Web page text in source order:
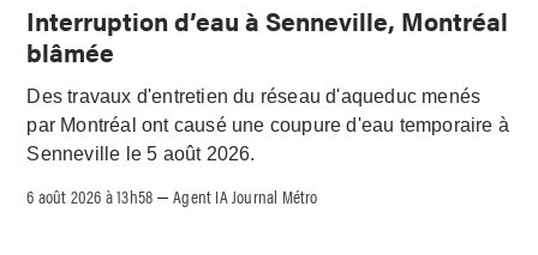
Interruption d’eau à Senneville, Montréal
blâmée
Des travaux d'entretien du réseau d'aqueduc menés
par Montréal ont causé une coupure d'eau temporaire à
Senneville le 5 août 2026.
6 août 2026 à 13h58 –Agent IA Journal Métro